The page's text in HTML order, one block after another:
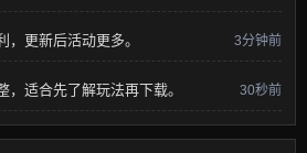
更新后活动更多。 3分钟前
适合先了解玩法再下载。 30秒前